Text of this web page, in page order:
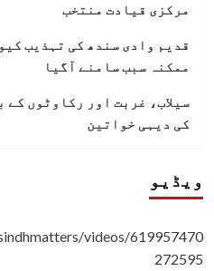
مرکزی قیادت منتخب
قدیم وادی سندھ کی تہذیب
ممکنہ سبب سامنے آگیا
سیلاب، غربت اور رکاوٹوں
کی دیہی خواتین
ویڈیو
videos/619957470
272595